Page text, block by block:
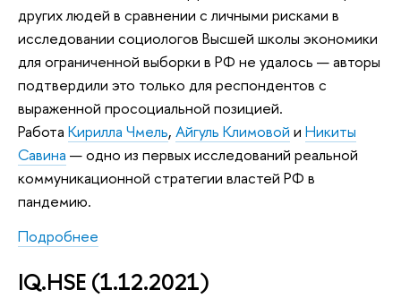
других людей в сравнении с личными рисками в
исследовании социологов Высшей школы экономики
для ограниченной выборки в РФ не удалось — авторы
подтвердили это только для респондентов с
выраженной просоциальной позицией.
Работа Кирилла Чмель, Айгуль Климовой и Никиты
Савина — одно из первых исследований реальной
коммуникационной стратегии властей РФ в
пандемию.
Подробнее
IQ.HSE (1.12.2021)